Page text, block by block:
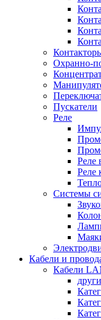
Охранно-
Пускатели
Реле
Реле
Реле
Системы
Кабели и
Кабели